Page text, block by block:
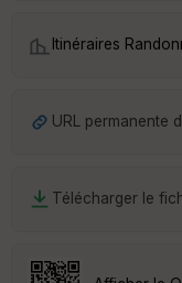
Itinéraires
URL permanente
Télécharger le